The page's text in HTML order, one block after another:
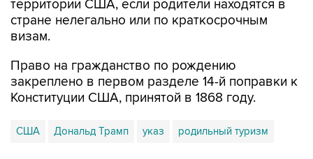
территории США, если родители находятся в
стране нелегально или по краткосрочным
визам.
Право на гражданство по рождению
закреплено в первом разделе 14-й поправки к
Конституции США, принятой в 1868 году.
США Дональд Трамп указ родильный туризм